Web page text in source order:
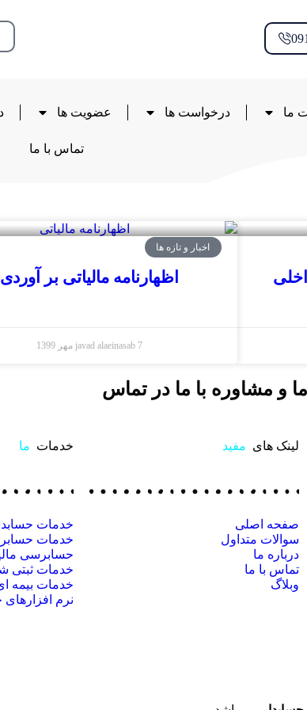
ما درخواست ها عضویت ها
تماس با ما
اخبار و تازه ها
اظهارنامه مالیاتی بر آوردی
javad alaeinasab 7 مهر 1399
و مشاوره با ما در تماس
لینک های مفید
صفحه اصلی
سوالات متداول
درباره ما
تماس با ما
وبلاگ
خدمات ما
خدمات
خدمات
حسابرسی
خدمات ثبتی
خدمات بیمه
نرم